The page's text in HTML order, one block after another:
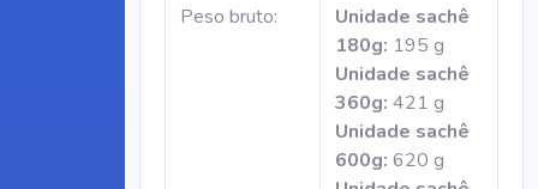
Peso bruto:
Unidade sachê
180g: 195 g
Unidade sachê
360g: 421 g
Unidade sachê
600g: 620 g